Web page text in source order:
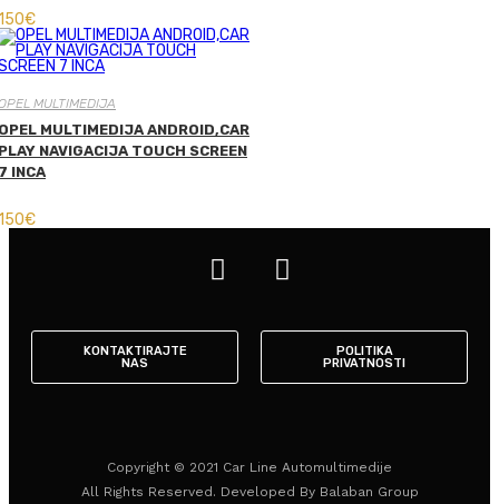
€
MULTIMEDIJA
MULTIMEDIJA ANDROID,CAR
NAVIGACIJA TOUCH SCREEN
INCA
€
KONTAKTIRAJTE
NAS
POLITIKA
PRIVATNOSTI
Copyright © 2021 Car Line Automultimedije
All Rights Reserved. Developed By Balaban Group